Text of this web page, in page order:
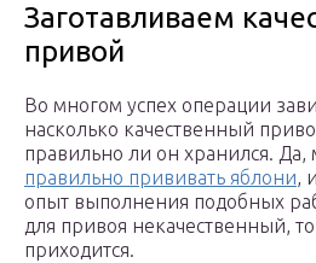
Заготавливаем
привой
Во многом успех операции
насколько качественный
правильно ли он хранился. Да,
правильно прививать яблони,
опыт выполнения подобных
для привоя некачественный,
приходится.